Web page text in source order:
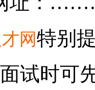
网特别
试时可